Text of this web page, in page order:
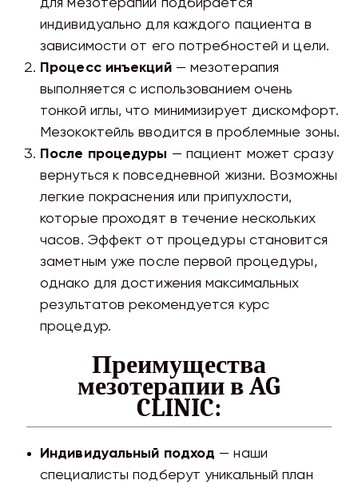
для мезотерапии подбирается
индивидуально для каждого пациента в
зависимости от его потребностей и цели.
Процесс инъекций— мезотерапия
выполняется с использованием очень
тонкой иглы, что минимизирует дискомфорт.
Мезококтейль вводится в проблемные зоны.
После процедуры — пациент может сразу
вернуться к повседневной жизни. Возможны
легкие покраснения или припухлости,
которые проходят в течение нескольких
часов. Эффект от процедуры становится
заметным уже после первой процедуры,
однако для достижения максимальных
результатов рекомендуется курс
процедур.
Преимущества
мезотерапии в AG
CLINIC:
Индивидуальный подход — наши
специалисты подберут уникальный план